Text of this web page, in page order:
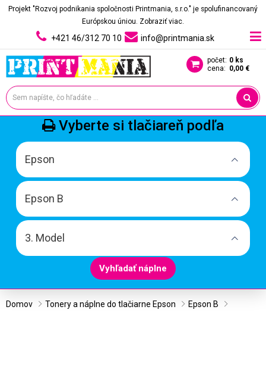
Projekt "Rozvoj podnikania spoločnosti Printmania, s.r.o." je spolufinancovaný
Európskou úniou. Zobraziť viac.
+421 46/312 70 10 info@printmania.sk
počet: 0 ks
cena: 0,00 €
Vyberte si tlačiareň podľa
Epson
Epson B
3. Model
Vyhľadať náplne
Domov Tonery a náplne do tlačiarne Epson Epson B